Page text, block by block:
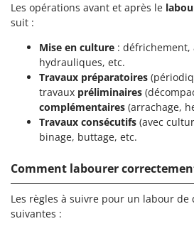
Les opérations avant et après le
suit :
Mise en culture : défrichement,
hydrauliques, etc.
Travaux préparatoires
travaux préliminaires
complémentaires (arrachage,
Travaux consécutifs (avec
binage, buttage, etc.
Comment labourer
Les règles à suivre pour un labour de
suivantes :